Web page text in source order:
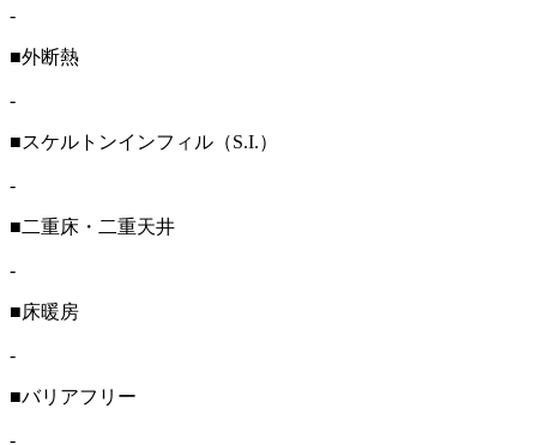
-
■外断熱
-
■スケルトンインフィル（S.I.）
-
■二重床・二重天井
-
■床暖房
-
■バリアフリー
-